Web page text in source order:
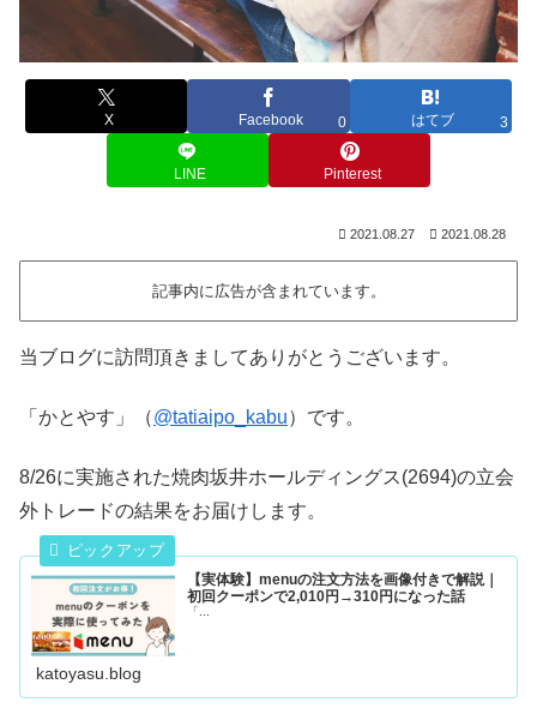
X Facebook 0 はてブ 3
LINE Pinterest
2021.08.27 2021.08.28
記事内に広告が含まれています。
当ブログに訪問頂きましてありがとうございます。
「かとやす」（@tatiaipo_kabu）です。
8/26に実施された焼肉坂井ホールディングス(2694)の立会
外トレードの結果をお届けします。
【実体験】menuの注文方法を画像付きで解説｜
初回クーポンで2,010円→310円になった話
「...
katoyasu.blog